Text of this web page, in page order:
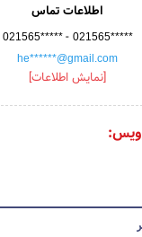
اطلاعات تماس
021565***** - 021565*****
he******@gmail.com
[نمایش اطلاعات]